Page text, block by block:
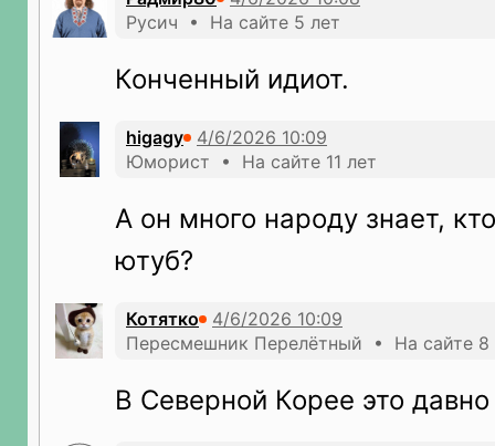
Русич • На сайте 5 лет
Конченный идиот.
higagy
Юморист • На сайте 11 лет
А он много народу знает,
ютуб?
Котятко
Пересмешник Перелётный • На сайте 8
В Северной Корее это